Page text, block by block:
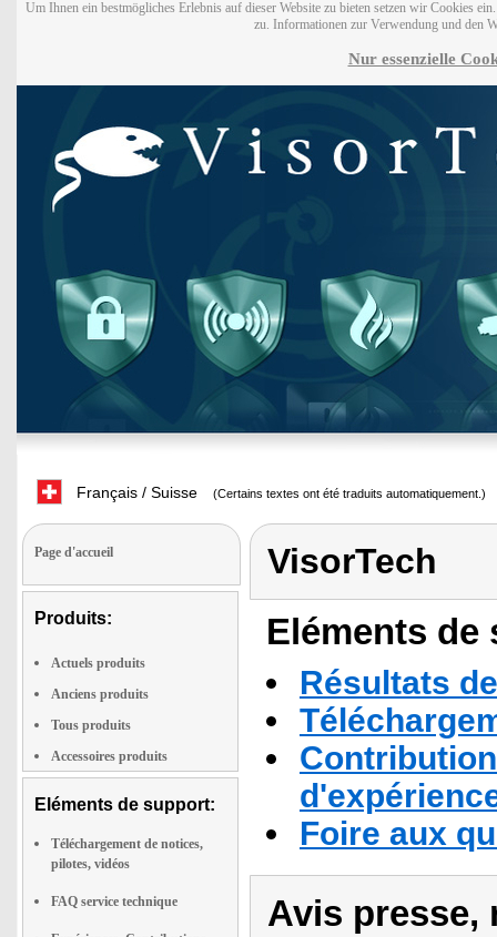
Um Ihnen ein bestmögliches Erlebnis auf dieser Website zu bieten setzen wir Cookies
zu. Informationen zur Verwendung und den
Nur essenzielle
Français / Suisse (Certains textes ont été traduits automatiquement.)
Page d'accueil
Produits:
Actuels produits
Anciens produits
Tous produits
Accessoires produits
Eléments de support:
Téléchargement de notices,
pilotes, vidéos
FAQ service technique
VisorTech
Eléments
Résultats
Foire aux
Avis presse,